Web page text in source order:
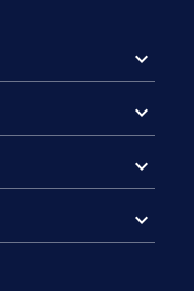
expand_more
expand_more
expand_more
expand_more